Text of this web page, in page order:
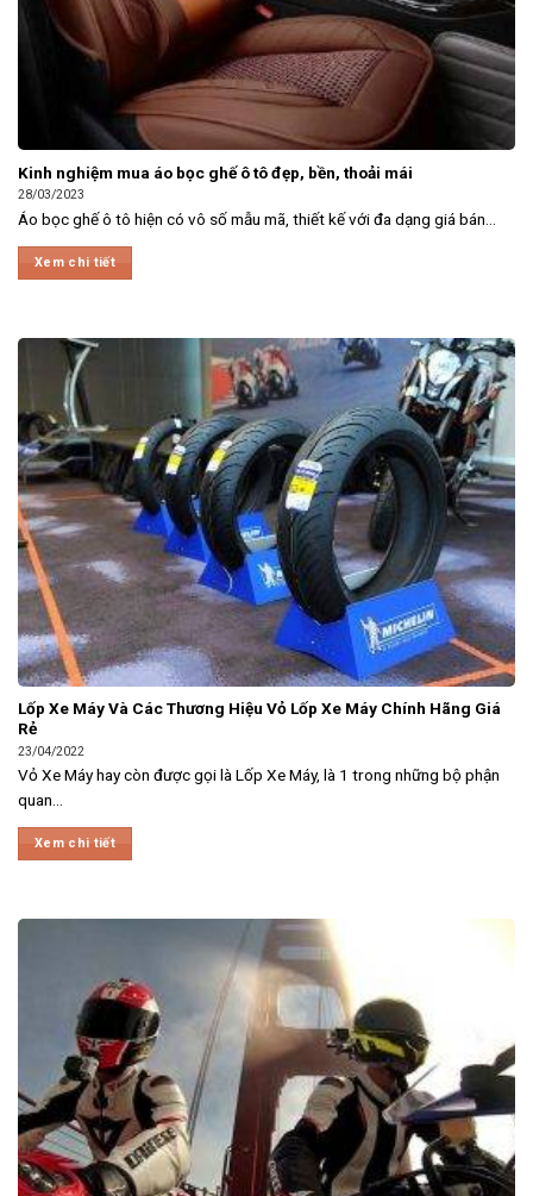
Kinh nghiệm mua áo bọc ghế ô tô đẹp, bền, thoải mái
28/03/2023
Áo bọc ghế ô tô hiện có vô số mẫu mã, thiết kế với đa dạng giá bán...
Xem chi tiết
Lốp Xe Máy Và Các Thương Hiệu Vỏ Lốp Xe Máy Chính Hãng Giá
Rẻ
23/04/2022
Vỏ Xe Máy hay còn được gọi là Lốp Xe Máy, là 1 trong những bộ phận
quan...
Xem chi tiết